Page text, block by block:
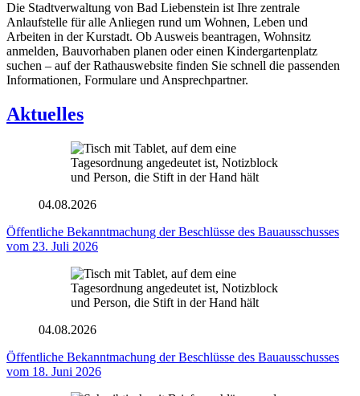
Die Stadtverwaltung von Bad Liebenstein ist Ihre zentrale
Anlaufstelle für alle Anliegen rund um Wohnen, Leben und
Arbeiten in der Kurstadt. Ob Ausweis beantragen, Wohnsitz
anmelden, Bauvorhaben planen oder einen Kindergartenplatz
suchen – auf der Rathauswebsite finden Sie schnell die passenden
Informationen, Formulare und Ansprechpartner.
Aktuelles
04.08.2026
Öffentliche Bekanntmachung der Beschlüsse des Bauausschusses
vom 23. Juli 2026
04.08.2026
Öffentliche Bekanntmachung der Beschlüsse des Bauausschusses
vom 18. Juni 2026